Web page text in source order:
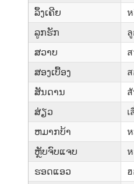
ລຶ້ງເຄີຍ
ລູກຮັກ
ສວາບ
ສອງເບື້ອງ
ສັນດານ
ສ່ຽວ
ຫມາກບ້າ
ຫຼັບຈົບແຈບ
ຮອດແອວ